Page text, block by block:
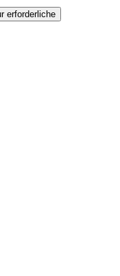
erforderliche